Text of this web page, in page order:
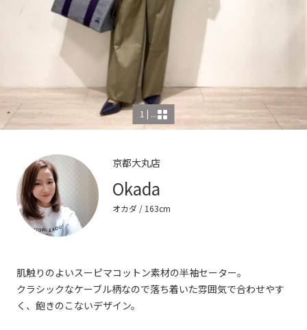
1 | ...
京都大丸店
Okada
オカダ/ 163cm
肌触りのよいスーピマコットン素材の半袖セーター。
クラシックなケーブル柄なので落ち着いた雰囲気で合わせやす
く、飽きのこないデザイン。